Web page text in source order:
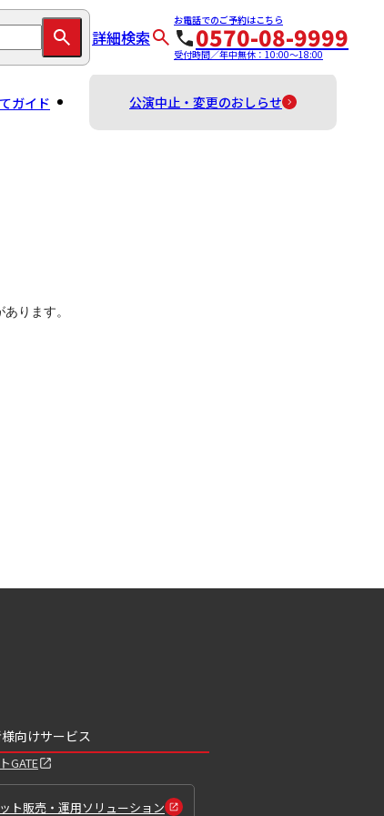
詳細検索
お電話でのご予約はこちら
0570-08-9999
受付時間／年中無休：10:00～18:00
ガイド 公演中止・変更のおしらせ
ります。
向けサービス
GATE
ト販売・運用ソリューション